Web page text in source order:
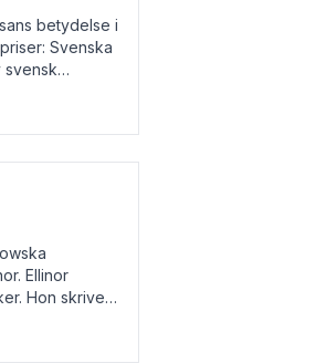
betydelse i
Svenska
svensk
Ellinor
Hon skriver